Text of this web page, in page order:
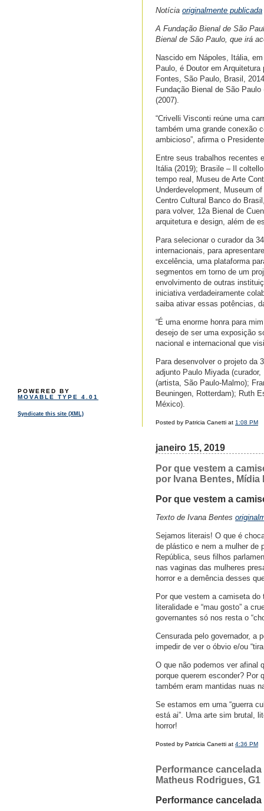
POWERED BY
MOVABLE TYPE 4.01
Syndicate this site (XML)
Notícia originalmente publicada
A Fundação Bienal de São
Bienal de São Paulo, que irá
Nascido em Nápoles, Itália,
Paulo, é Doutor em
Fontes, São Paulo, Brasil,
Fundação Bienal de São
(2007).
“Crivelli Visconti reúne uma
também uma grande conexão
ambicioso”, afirma o
Entre seus trabalhos recentes
Itália (2019); Brasile – Il
tempo real, Museu de Arte
Underdevelopment, Museum
Centro Cultural Banco do
para volver, 12a Bienal de
arquitetura e design, além de
Para selecionar o curador da
internacionais, para
excelência, uma plataforma
segmentos em torno de um
envolvimento de outras
iniciativa verdadeiramente
saiba ativar essas potências,
“É uma enorme honra para
desejo de ser uma exposição
nacional e internacional que
Para desenvolver o projeto da
adjunto Paulo Miyada
(artista, São Paulo-Malmo);
Beuningen, Rotterdam); Ruth
México).
Posted by Patricia Canetti at 1:08 PM
janeiro 15, 2019
Por que vestem a
por Ivana Bentes, Mídia
Por que vestem a
Texto de Ivana Bentes
Sejamos literais! O que é
de plástico e nem a mulher de
República, seus filhos
nas vaginas das mulheres
horror e a demência desses
Por que vestem a camiseta
literalidade e “mau gosto” a
governantes só nos resta o
Censurada pelo governador, a
impedir de ver o óbvio e/ou
O que não podemos ver afinal
porque querem esconder? Por
também eram mantidas nuas
Se estamos em uma “guerra
está ai”. Uma arte sim brutal,
horror!
Posted by Patricia Canetti at 4:36 PM
Performance
Matheus Rodrigues, G1
Performance